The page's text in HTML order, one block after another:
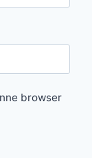
browser